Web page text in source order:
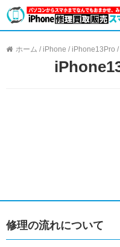
ホーム / iPhone / iPhone13Pro /
修理の流れについて